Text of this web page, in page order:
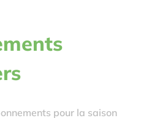
pour la saison